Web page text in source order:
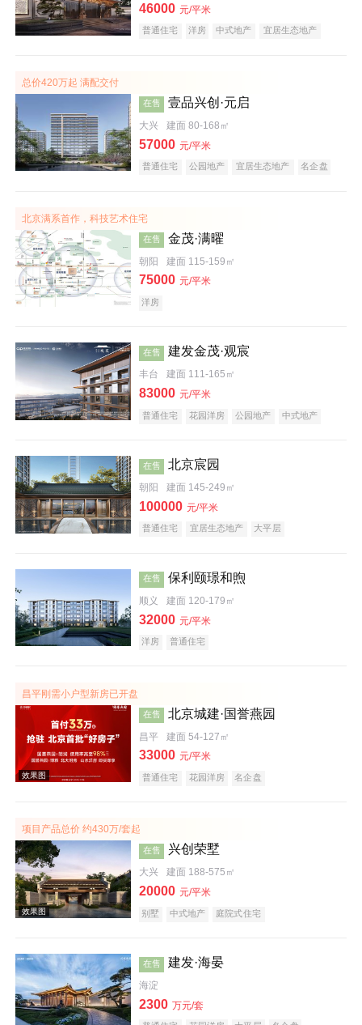
交通图
46000 元/平米
普通住宅 洋房 中式地产 宜居生态地产
总价420万起 满配交付
在售 壹品兴创·元启
大兴 建面 80-168㎡
57000 元/平米
普通住宅 公园地产 宜居生态地产 名企盘
北京满系首作，科技艺术住宅
在售 金茂·满曜
朝阳 建面 115-159㎡
75000 元/平米
洋房
在售 建发金茂·观宸
丰台 建面 111-165㎡
83000 元/平米
普通住宅 花园洋房 公园地产
中式地产
在售 北京宸园
朝阳 建面 145-249㎡
100000 元/平米
普通住宅 宜居生态地产 大平层
在售 保利颐璟和煦
顺义 建面 120-179㎡
32000 元/平米
洋房 普通住宅
昌平刚需小户型新房已开盘
在售 北京城建·国誉燕园
昌平 建面 54-127㎡
33000 元/平米
普通住宅 花园洋房 名企盘
项目产品总价 约430万/套起
在售 兴创荣墅
大兴 建面 188-575㎡
20000 元/平米
别墅 中式地产 庭院式住宅
在售 建发·海晏
海淀
2300 万元/套